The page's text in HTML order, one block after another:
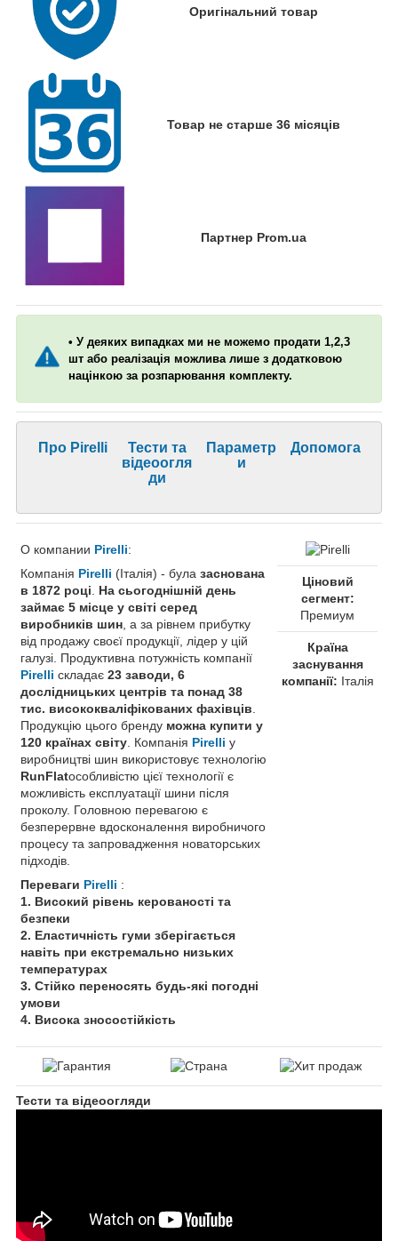
Оригінальний товар
Товар не старше 36 місяців
Партнер Prom.ua
• У деяких випадках ми не можемо продати 1,2,3
шт або реалізація можлива лише з додатковою
націнкою за розпарювання комплекту.
Про Pirelli
Тести та
відеоогля
ди
Параметр
и
Допомога
О компании Pirelli:
Компанія Pirelli (Італія) - була заснована
в 1872 році
На сьогоднішній день
займає 5 місце у світі серед
виробників шин , а за рівнем прибутку
від продажу своєї продукції, лідер у цій
галузі. Продуктивна потужність компанії
Pirelli складає 23 заводи, 6
дослідницьких центрів та понад 38
тис. висококваліфікованих фахівців
Продукцію цього бренду можна купити у
120 країнах світу . Компанія Pirelli у
виробництві шин використовує технологію
RunFlatособливістю цієї технології є
можливість експлуатації шини після
проколу. Головною перевагою є
безперервне вдосконалення виробничого
процесу та запровадження новаторських
підходів.
Переваги Pirelli :
1. Високий рівень керованості та
безпеки
2. Еластичність гуми зберігається
навіть при екстремально низьких
температурах
3. Стійко переносять будь-які погодні
умови
4. Висока зносостійкість
Ціновий
сегмент:
Премиум
Країна
заснування
компанії: Італія
Тести та відеоогляди